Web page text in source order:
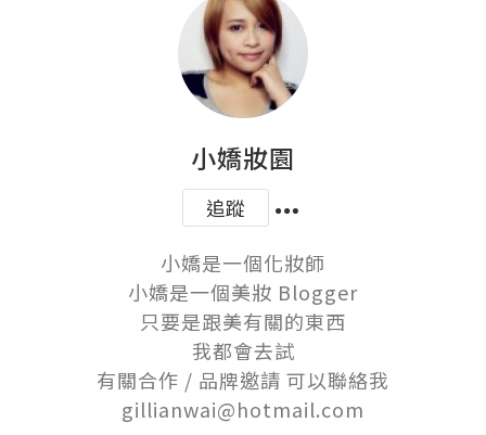
小嬌妝園
追蹤
小嬌是一個化妝師
小嬌是一個美妝 Blogger
只要是跟美有關的東西
我都會去試
有關合作 / 品牌邀請 可以聯絡我
gillianwai@hotmail.com